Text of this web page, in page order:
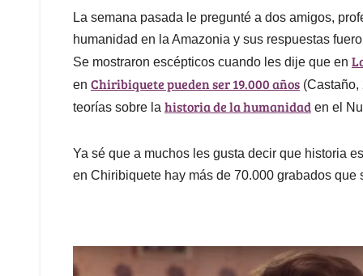
La semana pasada le pregunté a dos amigos,
humanidad en la Amazonia y sus respuestas
Se mostraron escépticos cuando les dije que en
en Chiribiquete pueden ser 19.000 años (Castaño,
teorías sobre la historia de la humanidad en el
Ya sé que a muchos les gusta decir que historia
en Chiribiquete hay más de 70.000 grabados que